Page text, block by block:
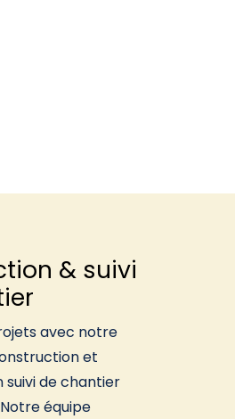
& suivi
avec notre
et
suivi de chantier
équipe